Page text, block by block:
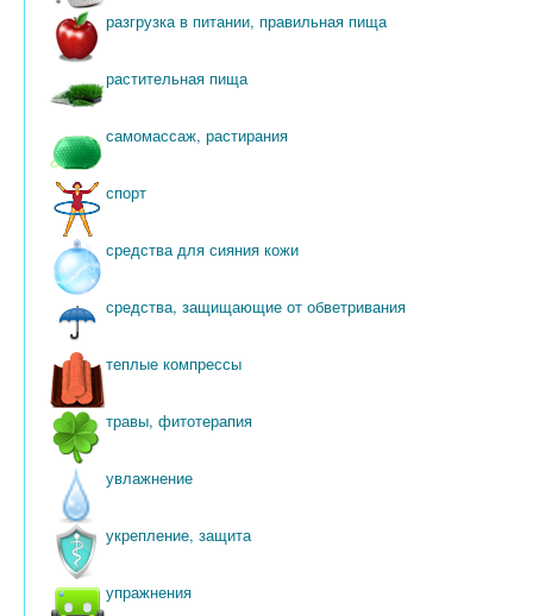
разгрузка в питании, правильная пища
растительная пища
самомассаж, растирания
спорт
средства для сияния кожи
средства, защищающие от обветривания
теплые компрессы
травы, фитотерапия
увлажнение
укрепление, защита
упражнения